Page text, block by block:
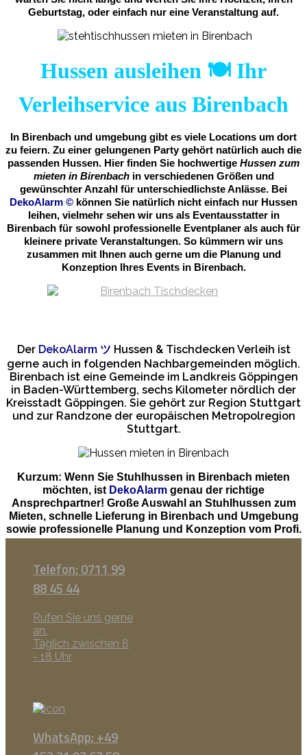
Geburtstag, oder einfach nur eine Veranstaltung auf.
Hussen ausleihen 🍽️ Ihr
Verleihservice aus Birenbach
In Birenbach und umgebung gibt es viele Locations um dort
zu feiern. Zu einer gelungenen Party gehört natürlich auch die
passenden Hussen. Hier finden Sie hochwertige Hussen zum
mieten in Birenbachin verschiedenen Größen und
gewünschter Anzahl für unterschiedlichste Anlässe. Bei
DekoAlarm © können Sie natürlich nicht einfach nur Hussen
leihen, vielmehr sehen wir uns als Eventausstatter in
Birenbach für sowohl professionelle Eventplaner als auch für
kleinere private Veranstaltungen. So kümmern wir uns
zusammen mit Ihnen auch gerne um die Planung und
Konzeption Ihres Events in Birenbach.
Der DekoAlarm ツ Hussen & Tischdecken Verleih ist
gerne auch in folgenden Nachbargemeinden möglich.
Birenbach ist eine Gemeinde im Landkreis Göppingen
in Baden-Württemberg, sechs Kilometer nördlich der
Kreisstadt Göppingen. Sie gehört zur Region Stuttgart
und zur Randzone der europäischen Metropolregion
Stuttgart.
Kurzum: Wenn Sie Stuhlhussen in Birenbach mieten
möchten, ist DekoAlarm genau der richtige
Ansprechpartner! Große Auswahl an Stuhlhussen zum
Mieten, schnelle Lieferung in Birenbach und Umgebung
sowie professionelle Planung und Konzeption vom Profi.
Telefon: 0711 99
88 45 44
Rufen Sie uns gerne
an.
Täglich zwischen 8
- 18 Uhr
WhatsApp: +49